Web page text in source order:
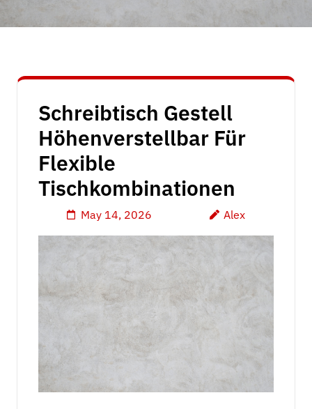
Schreibtisch Gestell
Höhenverstellbar Für
Flexible
Tischkombinationen
May 14, 2026 Alex